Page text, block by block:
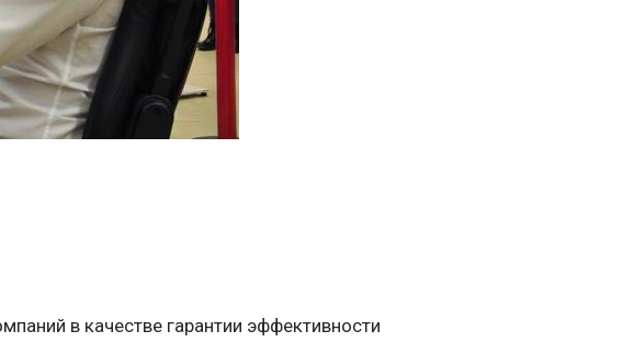
в качестве гарантии эффективности